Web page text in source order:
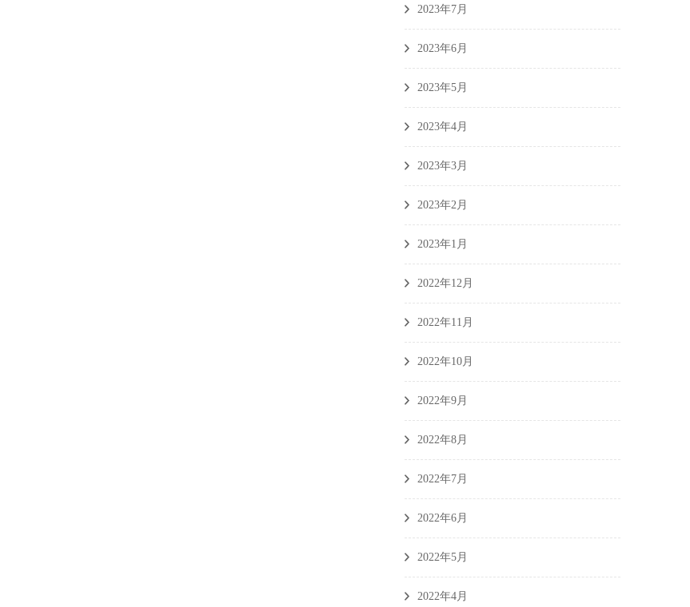
2023年7月
2023年6月
2023年5月
2023年4月
2023年3月
2023年2月
2023年1月
2022年12月
2022年11月
2022年10月
2022年9月
2022年8月
2022年7月
2022年6月
2022年5月
2022年4月